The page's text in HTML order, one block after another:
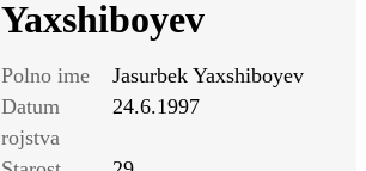
Yaxshiboyev
Polno ime
Jasurbek Yaxshiboyev
Datum
rojstva
24.6.1997